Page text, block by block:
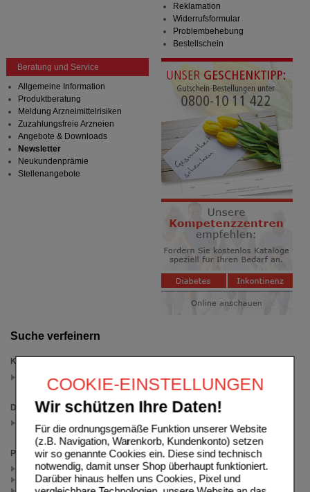
COOKIE-EINSTELLUNGEN
Wir schützen Ihre Daten!
Für die ordnungsgemäße Funktion unserer Website
(z.B. Navigation, Warenkorb, Kundenkonto) setzen
wir so genannte Cookies ein. Diese sind technisch
notwendig, damit unser Shop überhaupt funktioniert.
Darüber hinaus helfen uns Cookies, Pixel und
Suche verfeinern
Kategorien
trockene Haut
(auswahl entfernen)
Darreichungsform
Balsam
(auswahl entfernen)
Packungsgröße
88 ml (1)
50 ml (1)
400 ml (1)
Reklamation
Widerrufsformular
Problembehebung
Bestellschein
Beratung und Service
Allgemeine Information
Produktberatung
Meldung Arzneimittelrisiken
Zuzahlungsfreie Arzneien
Angebote & Downloads
Newsletter
Neukundenprämie
Stellenangebote